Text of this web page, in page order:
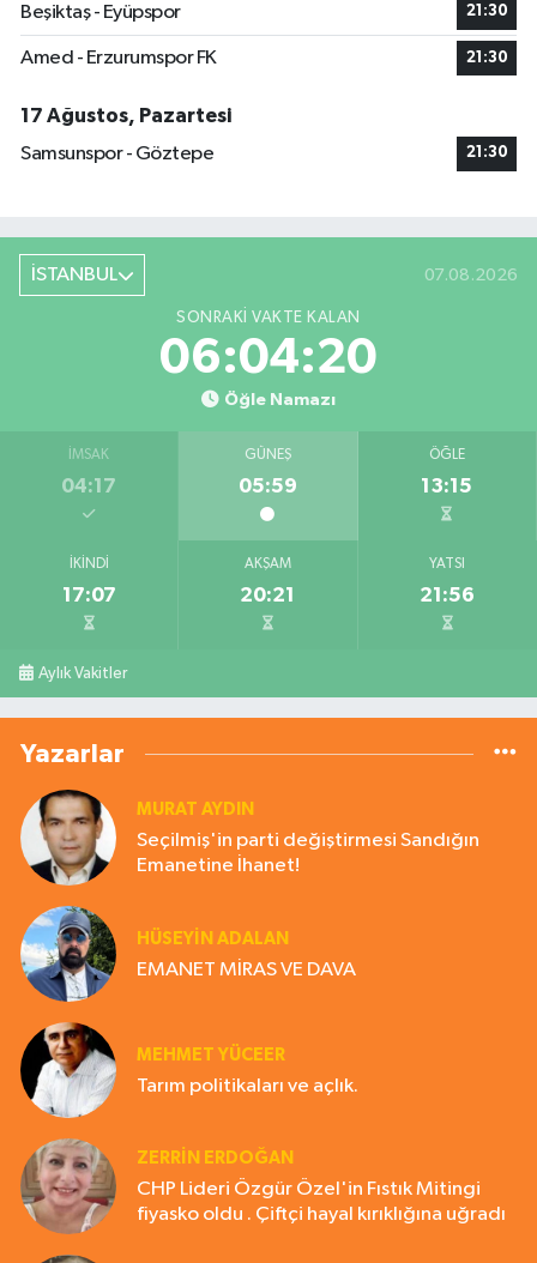
Beşiktaş - Eyüpspor 21:30
Amed - Erzurumspor FK 21:30
17 Ağustos, Pazartesi
Samsunspor - Göztepe
21:30
İSTANBUL 07.08.2026
SONRAKI VAKTE KALAN
06:04:20
Öğle Namazı
İMSAK
04:17
GÜNEŞ
05:59
ÖĞLE
13:15
İKINDI
17:07
AKŞAM
20:21
YATSI
21:56
Aylık Vakitler
Yazarlar
MURAT AYDIN
Seçilmiş'in parti değiştirmesi Sandığın
Emanetine İhanet!
HÜSEYIN ADALAN
EMANET MİRAS VE DAVA
MEHMET YÜCEER
Tarım politikaları ve açlık.
ZERRIN ERDOĞAN
CHP Lideri Özgür Özel'in Fıstık Mitingi
fiyasko oldu . Çiftçi hayal kırıklığına uğradı